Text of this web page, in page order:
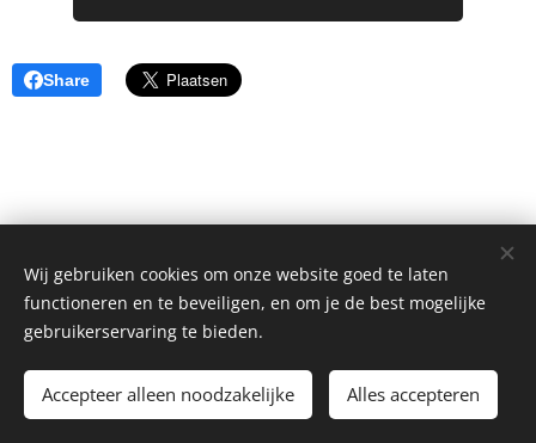
Share
info@chirowaarschoot.be Cookies
Wij gebruiken cookies om onze website goed te laten
functioneren en te beveiligen, en om je de best mogelijke
gebruikerservaring te bieden.
Accepteer alleen noodzakelijke Alles accepteren